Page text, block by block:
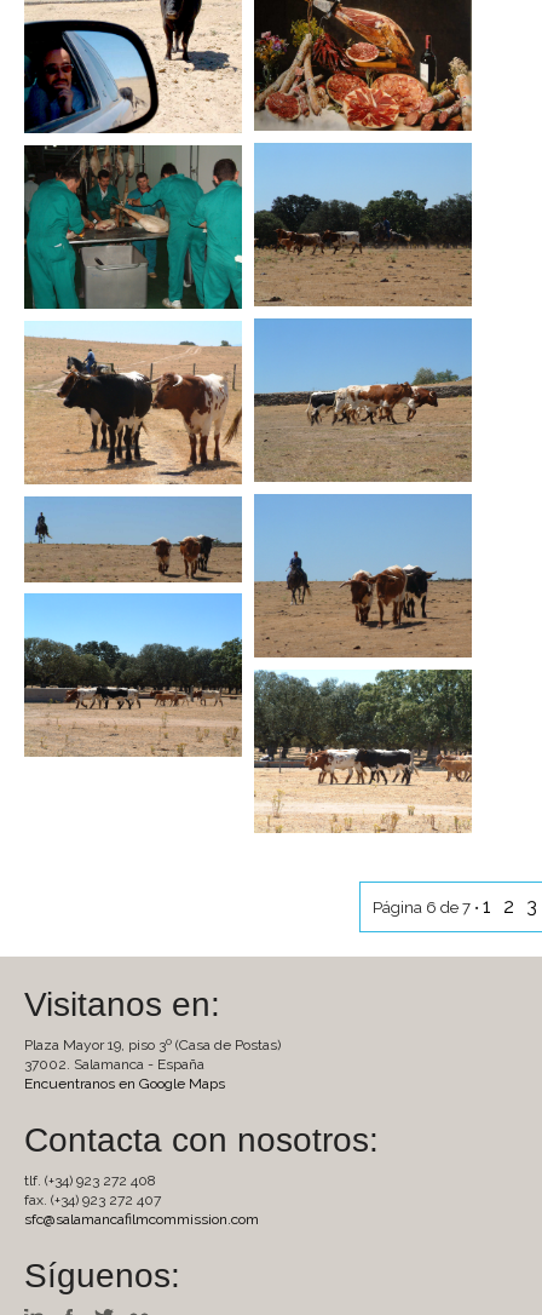
Página 6 de 7 • 1 2 3
Visitanos en:
Plaza Mayor 19, piso 3º (Casa de Postas)
37002. Salamanca - España
Encuentranos en Google Maps
Contacta con nosotros:
tlf. (+34) 923 272 408
fax. (+34) 923 272 407
sfc@salamancafilmcommission.com
Síguenos: